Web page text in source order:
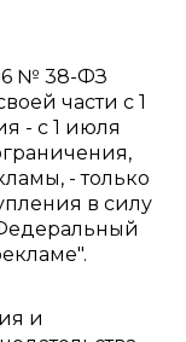
№ 38-ФЗ
части с 1
- с 1 июля
- только
в силу
и